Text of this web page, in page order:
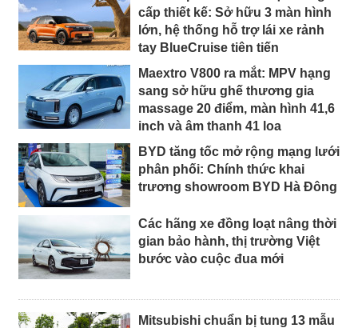
cấp thiết kế: Sở hữu 3 màn hình
lớn, hệ thống hỗ trợ lái xe rảnh
tay BlueCruise tiên tiến
Maextro V800 ra mắt: MPV hạng
sang sở hữu ghế thương gia
massage 20 điểm, màn hình 41,6
inch và âm thanh 41 loa
BYD tăng tốc mở rộng mạng lưới
phân phối: Chính thức khai
trương showroom BYD Hà Đông
Các hãng xe đồng loạt nâng thời
gian bảo hành, thị trường Việt
bước vào cuộc đua mới
Mitsubishi chuẩn bị tung 13 mẫu